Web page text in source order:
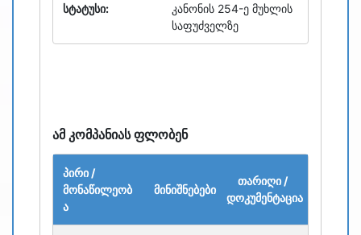
სტატუსი:
კანონის 254-ე მუხლის
საფუძველზე
ამ კომპანიას ფლობენ
პირი /
მონაწილეობ
ა
მინიშნებები
თარიღი /
დოკუმენტაცია